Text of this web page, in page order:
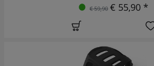
€ 59,90 € 55,90 *